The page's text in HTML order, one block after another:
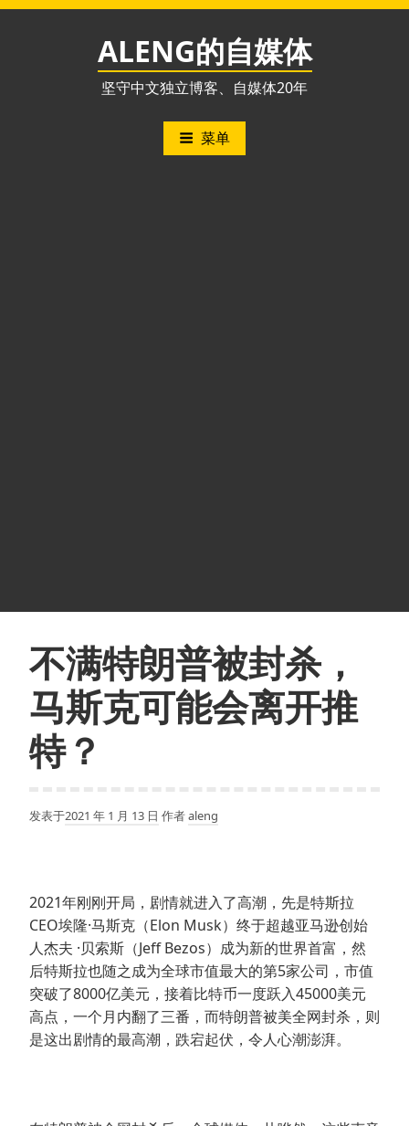
跳
ALENG的自媒体
坚守中文独立博客、自媒体20年
菜单
不满特朗普被封杀，
马斯克可能会离开推
特？
发表于2021 年 1 月 13 日 作者aleng
2021年刚刚开局，剧情就进入了高潮，先是特斯拉
CEO埃隆·马斯克（Elon Musk）终于超越亚马逊创始
人杰夫 ·贝索斯（Jeff Bezos）成为新的世界首富，然
后特斯拉也随之成为全球市值最大的第5家公司，市值
突破了8000亿美元，接着比特币一度跃入45000美元
高点，一个月内翻了三番，而特朗普被美全网封杀，则
是这出剧情的最高潮，跌宕起伏，令人心潮澎湃。